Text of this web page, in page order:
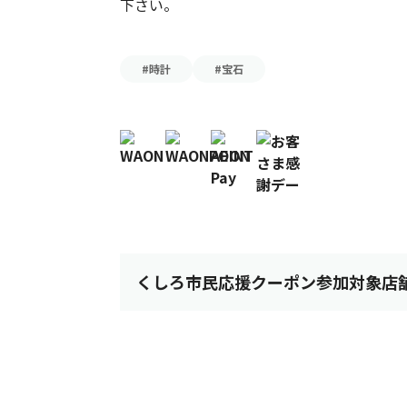
下さい。
#時計 #宝石
くしろ市民応援クーポン参加対象店